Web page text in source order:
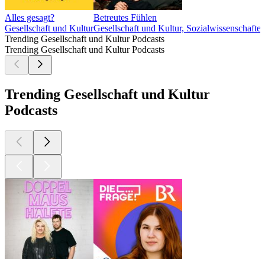
Alles gesagt?
Gesellschaft und Kultur
Betreutes Fühlen
Gesellschaft und Kultur,
Trending Gesellschaft und Kultur Podcasts
Trending Gesellschaft und Kultur Podcasts
Trending Gesellschaft und Kultur
Podcasts